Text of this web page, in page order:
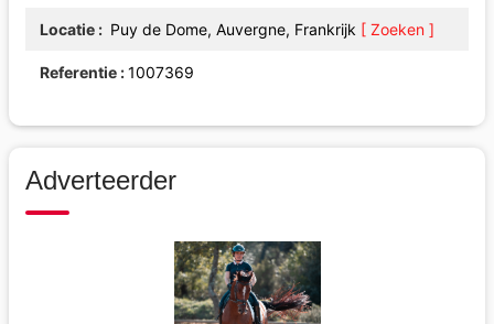
Locatie Puy de Dome, Auvergne, Frankrijk [ Zoeken ]
Referentie 1007369
Adverteerder